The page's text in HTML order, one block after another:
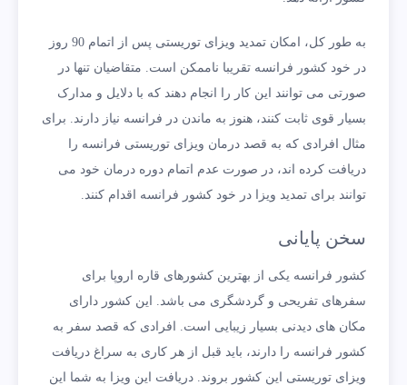
به طور کل، امکان تمدید ویزای توریستی پس از اتمام 90 روز
در خود کشور فرانسه تقریبا ناممکن است. متقاضیان تنها در
صورتی می توانند این کار را انجام دهند که با دلایل و مدارک
بسیار قوی ثابت کنند، هنوز به ماندن در فرانسه نیاز دارند. برای
مثال افرادی که به قصد درمان ویزای توریستی فرانسه را
دریافت کرده اند، در صورت عدم اتمام دوره درمان خود می
توانند برای تمدید ویزا در خود کشور فرانسه اقدام کنند.
سخن پایانی
کشور فرانسه یکی از بهترین کشورهای قاره اروپا برای
سفرهای تفریحی و گردشگری می باشد. این کشور دارای
مکان های دیدنی بسیار زیبایی است. افرادی که قصد سفر به
کشور فرانسه را دارند، باید قبل از هر کاری به سراغ دریافت
ویزای توریستی این کشور بروند. دریافت این ویزا به شما این